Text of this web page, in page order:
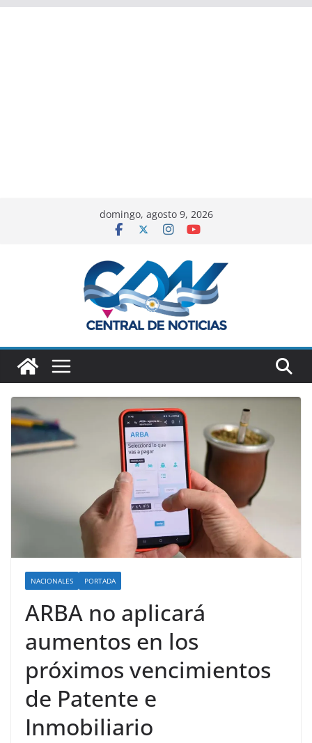
domingo, agosto 9, 2026
NACIONALES PORTADA
ARBA no aplicará
aumentos en los
próximos vencimientos
de Patente e
Inmobiliario